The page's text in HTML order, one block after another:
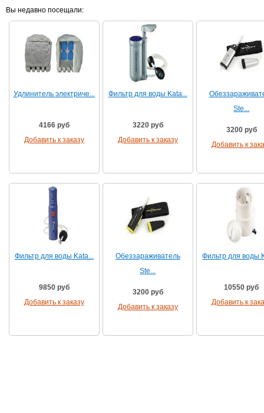
Вы недавно посещали:
Удлинитель электриче...
4166 руб
Добавить к заказу
Фильтр для воды Kata...
3220 руб
Добавить к заказу
Ste...
3200 руб
Добавить к
Фильтр для воды Kata...
9850 руб
Добавить к заказу
Обеззараживатель
Ste...
3200 руб
Добавить к заказу
Фильтр для воды
10550 руб
Добавить к